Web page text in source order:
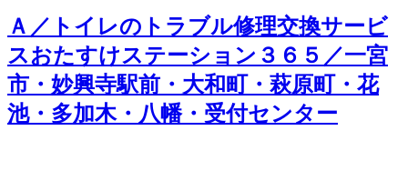
Ａ／トイレのトラブル修理交換サービ
スおたすけステーション３６５／一宮
市・妙興寺駅前・大和町・萩原町・花
池・多加木・八幡・受付センター